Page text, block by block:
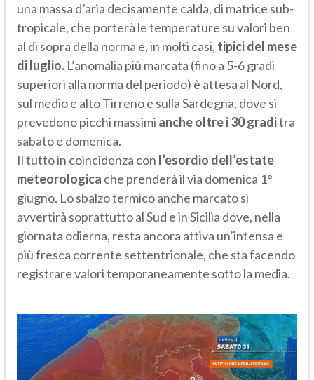
una massa d’aria decisamente calda, di matrice sub-
tropicale, che porterà le temperature su valori ben
al di sopra della norma e, in molti casi, tipici del mese
di luglio. L’anomalia più marcata (fino a 5-6 gradi
superiori alla norma del periodo) è attesa al Nord,
sul medio e alto Tirreno e sulla Sardegna, dove si
prevedono picchi massimi anche oltre i 30 graditra
sabato e domenica.
Il tutto in coincidenza con l’esordio dell’estate
meteorologica che prenderà il via domenica 1°
giugno. Lo sbalzo termico anche marcato si
avvertirà soprattutto al Sud e in Sicilia dove, nella
giornata odierna, resta ancora attiva un’intensa e
più fresca corrente settentrionale, che sta facendo
registrare valori temporaneamente sotto la media.